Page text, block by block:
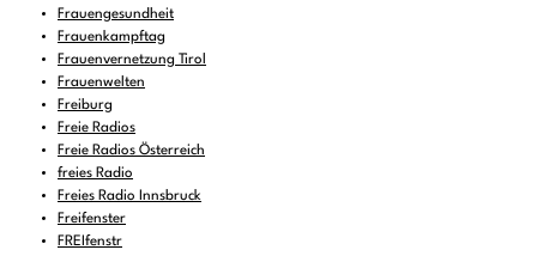
Frauengesundheit
Frauenkampftag
Frauenvernetzung Tirol
Frauenwelten
Freiburg
Freie Radios
Freie Radios Österreich
freies Radio
Freies Radio Innsbruck
Freifenster
FREIfenstr